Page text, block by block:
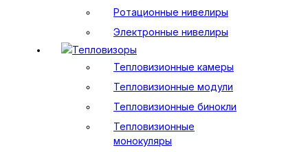
Ротационные нивелиры
Электронные нивелиры
Тепловизоры
Тепловизионные камеры
Тепловизионные модули
Тепловизионные бинокли
Тепловизионные
монокуляры